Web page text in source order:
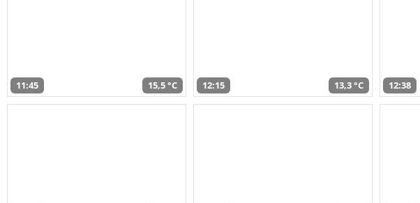
11:45 15,5 °C 12:15 13,3 °C 12:38